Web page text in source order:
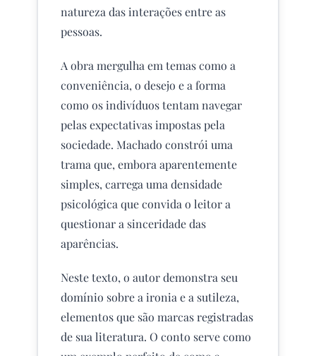
natureza das interações entre as
pessoas.
A obra mergulha em temas como a
conveniência, o desejo e a forma
como os indivíduos tentam navegar
pelas expectativas impostas pela
sociedade. Machado constrói uma
trama que, embora aparentemente
simples, carrega uma densidade
psicológica que convida o leitor a
questionar a sinceridade das
aparências.
Neste texto, o autor demonstra seu
domínio sobre a ironia e a sutileza,
elementos que são marcas registradas
de sua literatura. O conto serve como